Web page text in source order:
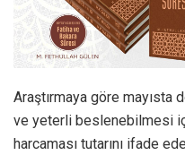
Araştırmaya göre mayısta
ve yeterli beslenebilmesi
harcaması tutarını ifade